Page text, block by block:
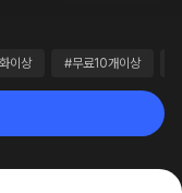
이상 #무료10개이상